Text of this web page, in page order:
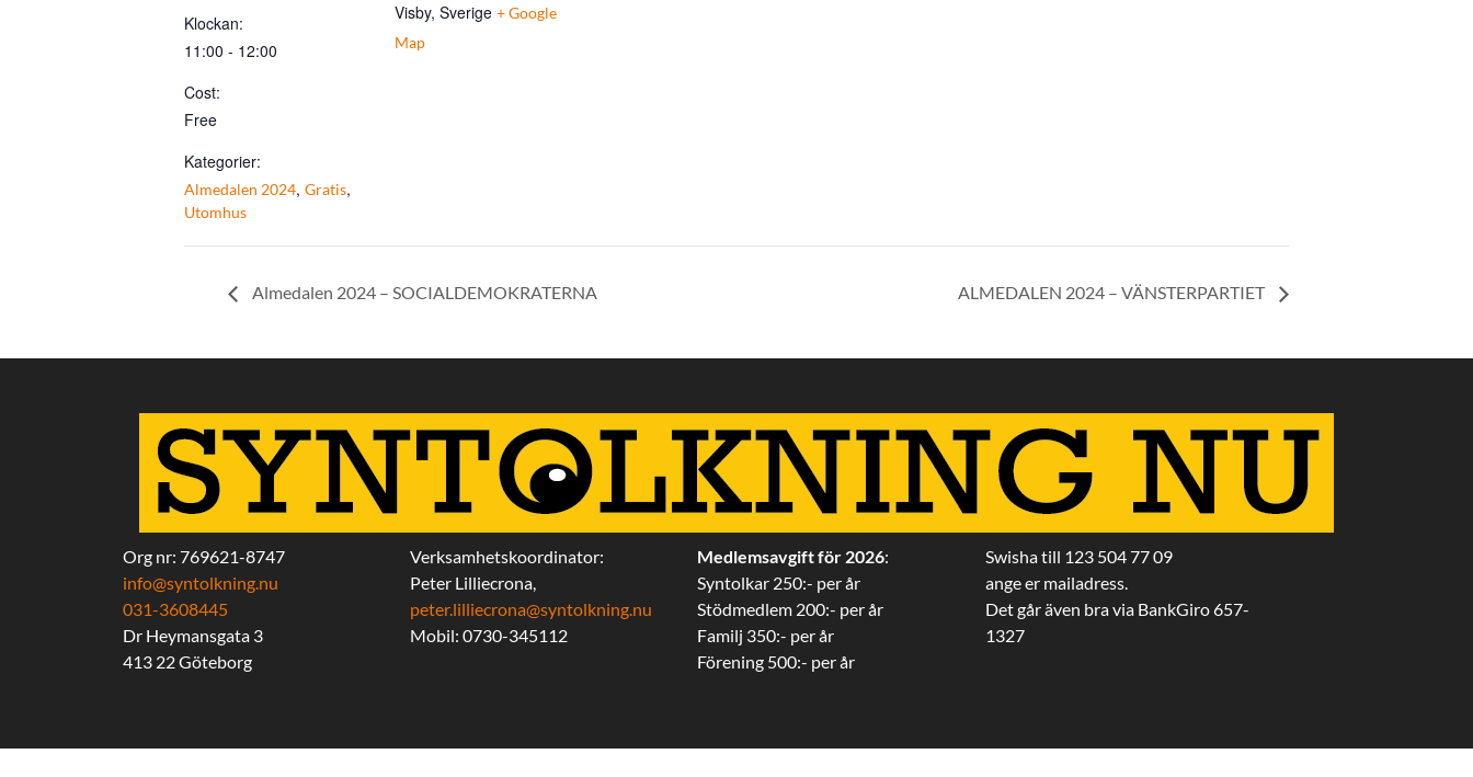
Klockan:
11:00 - 12:00
Cost:
Free
Kategorier:
Almedalen 2024, Gratis,
Utomhus
Visby, Sverige + Google
Map
Almedalen 2024 – SOCIALDEMOKRATERNA ALMEDALEN 2024 – VÄNSTERPARTIET
Org nr: 769621-8747
info@syntolkning.nu
031-3608445
Dr Heymansgata 3
413 22 Göteborg
Verksamhetskoordinator:
Peter Lilliecrona,
peter.lilliecrona@syntolkning.nu
Mobil: 0730-345112
Medlemsavgift för 2026:
Syntolkar 250:- per år
Stödmedlem 200:- per år
Familj 350:- per år
Förening 500:- per år
Swisha till 123 504 77 09
ange er mailadress.
Det går även bra via BankGiro 657-
1327